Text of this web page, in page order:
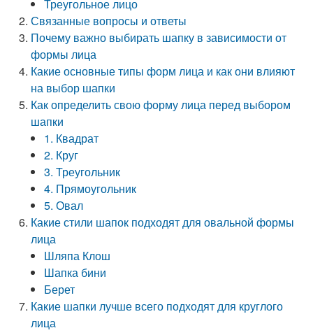
Треугольное лицо
Связанные вопросы и ответы
Почему важно выбирать шапку в зависимости от
формы лица
Какие основные типы форм лица и как они влияют
на выбор шапки
Как определить свою форму лица перед выбором
шапки
1. Квадрат
2. Круг
3. Треугольник
4. Прямоугольник
5. Овал
Какие стили шапок подходят для овальной формы
лица
Шляпа Клош
Шапка бини
Берет
Какие шапки лучше всего подходят для круглого
лица